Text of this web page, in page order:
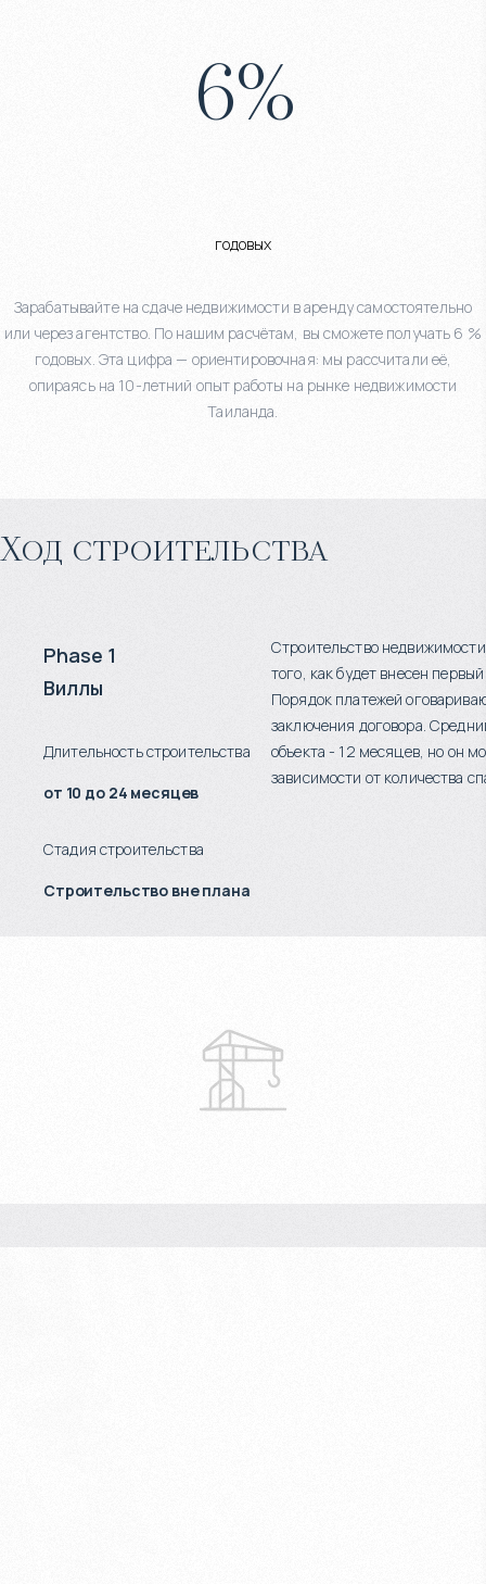
6%
годовых
Зарабатывайте на сдаче недвижимости в аренду самостоятельно
или через агентство. По нашим расчётам, вы сможете получать 6 %
годовых. Эта цифра — ориентировочная: мы рассчитали её,
опираясь на 10-летний опыт работы на рынке недвижимости
Таиланда.
Ход строительства
Phase 1
Виллы
Длительность строительства
от 10 до 24 месяцев
Стадия строительства
Строительство вне плана
Строительство
того, как будет внесен
Порядок платежей
заключения договора.
объекта - 12 месяцев, но он
зависимости от количества